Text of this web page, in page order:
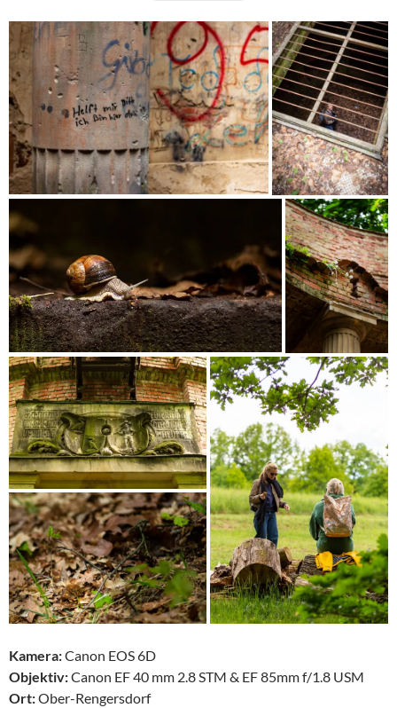
Kamera:Canon EOS 6D
Objektiv:Canon EF 40 mm 2.8 STM & EF 85mm f/1.8 USM
Ort:Ober-Rengersdorf